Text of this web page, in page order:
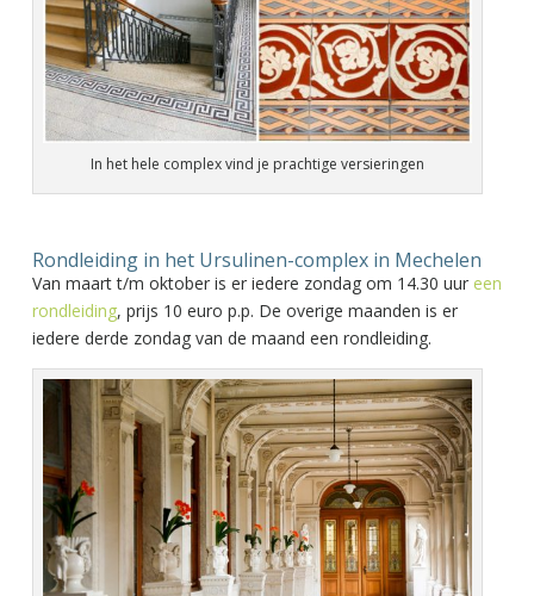
In het hele complex vind je prachtige versieringen
Rondleiding in het Ursulinen-complex in Mechelen
Van maart t/m oktober is er iedere zondag om 14.30 uur een
rondleiding, prijs 10 euro p.p. De overige maanden is er
iedere derde zondag van de maand een rondleiding.